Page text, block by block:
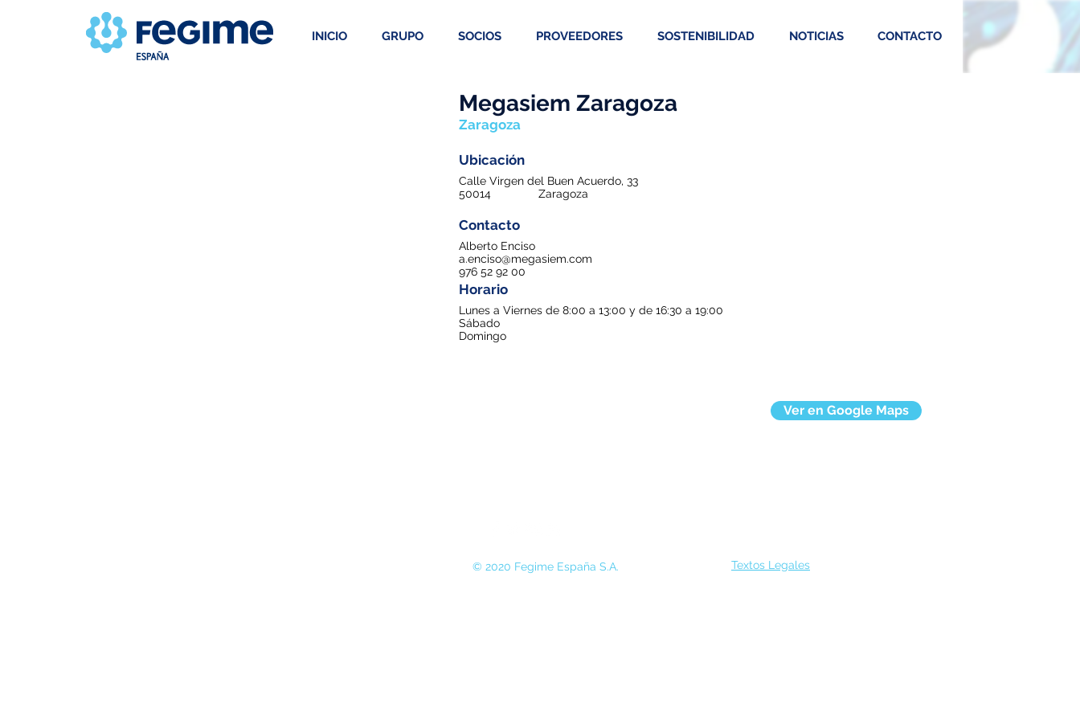
INICIO GRUPO SOCIOS PROVEEDORES SOSTENIBILIDAD NOTICIAS CONTACTO
Megasiem Zaragoza
Zaragoza
Ubicación
Calle Virgen del Buen Acuerdo, 33
50014
Zaragoza
Contacto
Alberto Enciso
a.enciso@megasiem.com
976 52 92 00
Horario
Lunes a Viernes de 8:00 a 13:00 y de 16:30 a 19:00
Sábado
Domingo
Ver en Google Maps
© 2020 Fegime España S.A. Textos Legales